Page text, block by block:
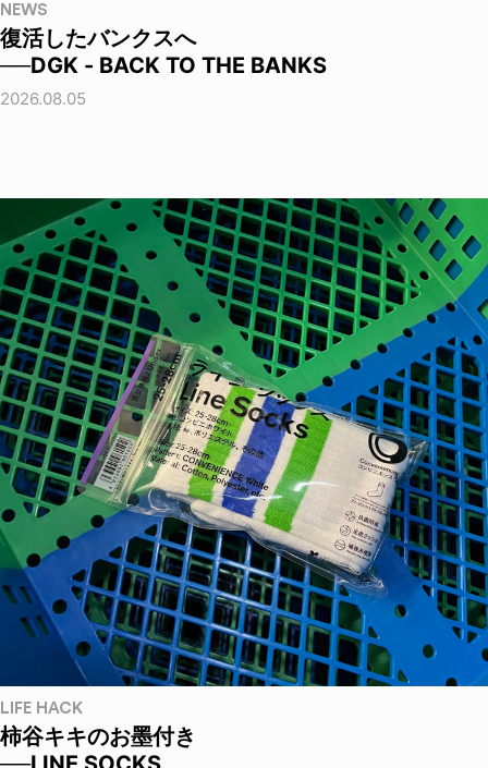
NEWS
復活したバンクスへ
──DGK - BACK TO THE BANKS
2026.08.05
LIFE HACK
柿谷キキのお墨付き